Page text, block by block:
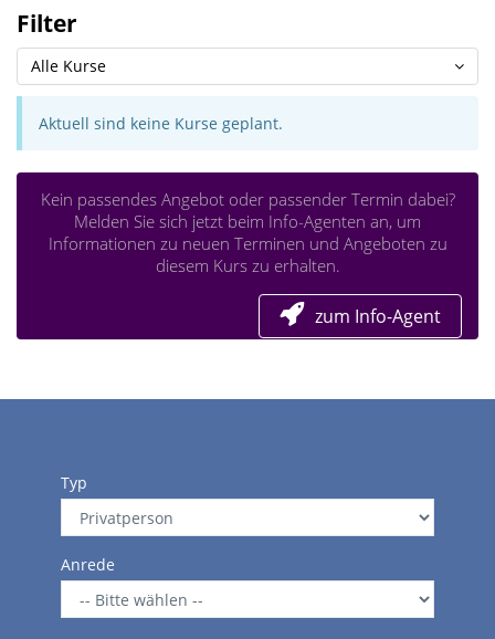
Filter
Alle Kurse
Aktuell sind keine Kurse geplant.
Kein passendes Angebot oder passender Termin dabei?
Melden Sie sich jetzt beim Info-Agenten an, um
Informationen zu neuen Terminen und Angeboten zu
diesem Kurs zu erhalten.
zum Info-Agent
Typ
Anrede